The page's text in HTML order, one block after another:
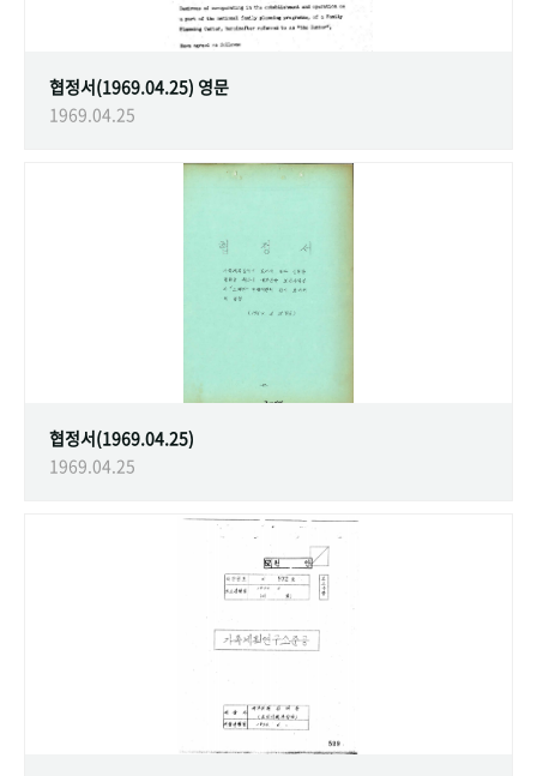
협정서(1969.04.25) 영문
1969.04.25
협정서(1969.04.25)
1969.04.25